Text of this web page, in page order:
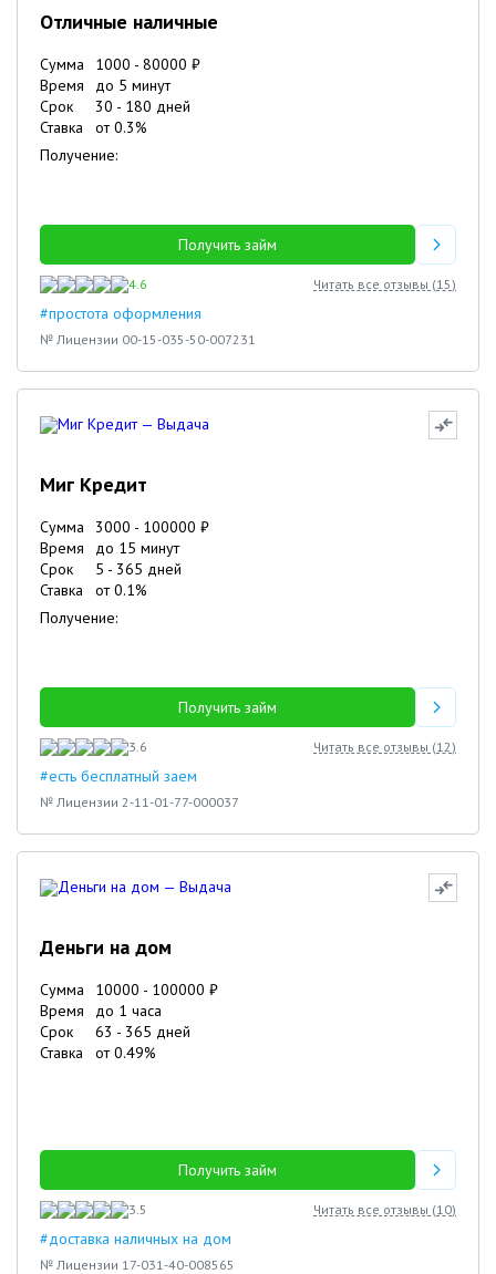
Отличные наличные
Сумма 1000 - 80000 ₽
Время
до 5 минут
Срок
30 - 180 дней
Ставка
от0.3%
Получение:
Получить займ
4.6 Читать все отзывы (15)
#простота оформления
№ Лицензии 00-15-035-50-007231
Миг Кредит
Сумма 3000 - 100000 ₽
Время
до 15 минут
Срок
5 - 365 дней
Ставка
от0.1%
Получение:
Получить займ
3.6 Читать все отзывы (12)
#есть бесплатный заем
№ Лицензии 2-11-01-77-000037
Деньги на дом
Сумма 10000 - 100000 ₽
Время
до 1 часа
Срок
63 - 365 дней
Ставка
от0.49%
Получить займ
3.5 Читать все отзывы (10)
#доставка наличных на дом
№ Лицензии 17-031-40-008565